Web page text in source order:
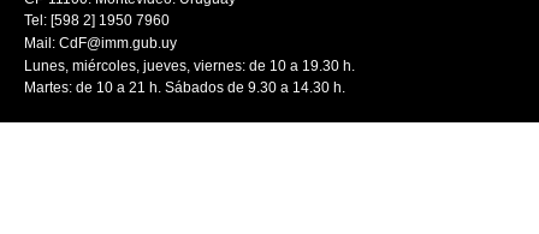
Tel: [598 2] 1950 7960
Mail: CdF@imm.gub.uy
Lunes, miércoles, jueves, viernes: de 10 a 19.30 h.
Martes: de 10 a 21 h. Sábados de 9.30 a 14.30 h.